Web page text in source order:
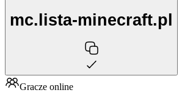
mc.lista-minecraft.pl
Gracze online